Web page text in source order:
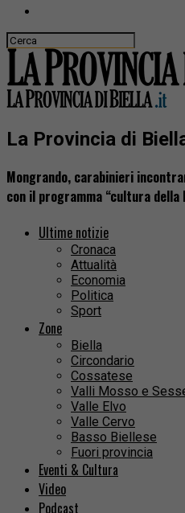
La Provincia di
Mongrando, carabinieri
con il programma “cultura della
Ultime notizie
Cronaca
Attualità
Economia
Politica
Sport
Zone
Biella
Circondario
Cossatese
Valli Mosso e
Valle Elvo
Valle Cervo
Basso Biellese
Fuori provincia
Eventi & Cultura
Video
Podcast